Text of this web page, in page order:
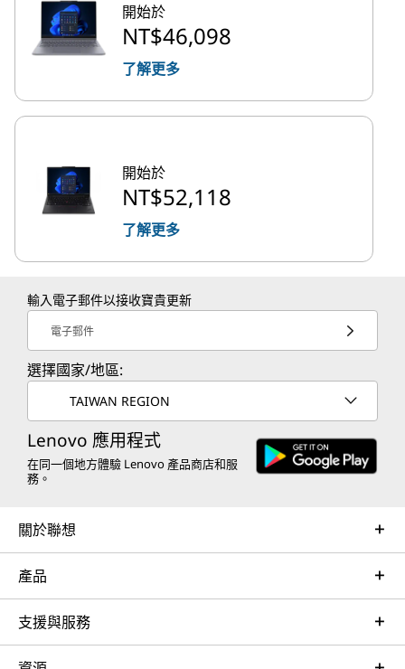
開始於
NT$46,098
了解更多
開始於
NT$52,118
了解更多
輸入電子郵件以接收寶貴更新
電子郵件
選擇國家/地區:
TAIWAN REGION
Lenovo 應用程式
在同一個地方體驗 Lenovo 產品商店和服
務。
關於聯想
產品
支援與服務